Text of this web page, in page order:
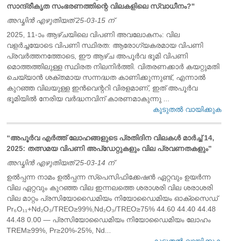
സാന്ദ്രീകൃത സംഭരണത്തിന്റെ വിലകളിലെ സ്വാധീനം?"
അഡ്മിൻ എഴുതിയത് 25-03-15 ന്
2025, 11-ാം ആഴ്ചയിലെ വിപണി അവലോകനം: വില
വളർച്ചയോടെ വിപണി സ്ഥിരത: ആരോഗ്യകരമായ വിപണി
പ്രവർത്തനത്തോടെ, ഈ ആഴ്ച അപൂർവ ഭൂമി വിപണി
മൊത്തത്തിലുള്ള സ്ഥിരത നിലനിർത്തി. വിതരണക്കാർ കയറ്റുമതി
ചെയ്യാൻ ശക്തമായ സന്നദ്ധത കാണിക്കുന്നുണ്ട്, എന്നാൽ
കുറഞ്ഞ വിലയുള്ള ഇൻവെന്ററി വിരളമാണ്, ഇത് അപൂർവ
ഭൂമിയിൽ നേരിയ വർദ്ധനവിന് കാരണമാകുന്നു ...
കൂടുതൽ വായിക്കുക
“അപൂർവ എർത്ത് ലോഹങ്ങളുടെ പ്രതിദിന വിലകൾ മാർച്ച് 14,
2025: തത്സമയ വിപണി അപ്‌ഡേറ്റുകളും വില പ്രവണതകളും”
അഡ്മിൻ എഴുതിയത് 25-03-14 ന്
ഉൽപ്പന്ന നാമം ഉൽപ്പന്ന സ്പെസിഫിക്കേഷൻ ഏറ്റവും ഉയർന്ന
വില ഏറ്റവും കുറഞ്ഞ വില ഇന്നലത്തെ ശരാശരി വില ശരാശരി
വില മാറ്റം പ്രസിയോഡൈമിയം നിയോഡൈമിയം ഓക്സൈഡ്
Pr₆O₁₁+Nd₂O₃/TREO≥99%,Nd₂O₃/TREO≥75% 44.60 44.40 44.48
44.48 0.00 — പ്രസിയോഡൈമിയം നിയോഡൈമിയം ലോഹം
TREM≥99%, Pr≥20%-25%, Nd...